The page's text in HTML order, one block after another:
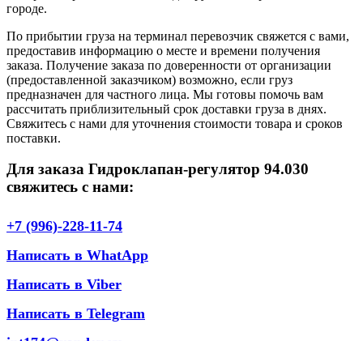
городе.
По прибытии груза на терминал перевозчик свяжется с вами,
предоставив информацию о месте и времени получения
заказа. Получение заказа по доверенности от организации
(предоставленной заказчиком) возможно, если груз
предназначен для частного лица. Мы готовы помочь вам
рассчитать приблизительный срок доставки груза в днях.
Свяжитесь с нами для уточнения стоимости товара и сроков
поставки.
Для заказа Гидроклапан-регулятор 94.030
свяжитесь с нами:
+7 (996)-228-11-74
Написать в WhatApp
Написать в Viber
Написать в Telegram